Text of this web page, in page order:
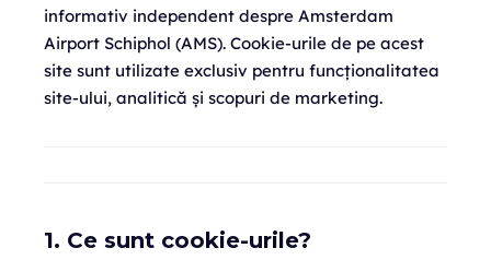
informativ independent despre Amsterdam
Airport Schiphol (AMS). Cookie-urile de pe acest
site sunt utilizate exclusiv pentru funcționalitatea
site-ului, analitică și scopuri de marketing.
1. Ce sunt cookie-urile?